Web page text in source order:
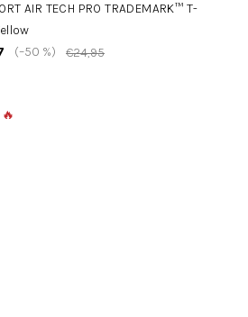
AIR TECH PRO TRADEMARK™ T-
€24,95
(–50 %)